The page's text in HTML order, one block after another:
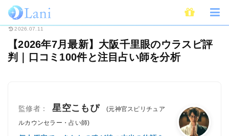
ホーム 電話占い 【2026年7月最新】大阪千里眼のウラスピ評判｜口コミ
2026.07.11
【2026年7月最新】大阪千里眼のウラスピ評
判｜口コミ100件と注目占い師を分析
監修者： 星空こもぴ
(元神官スピリチュア
ルカウンセラー・占い師)